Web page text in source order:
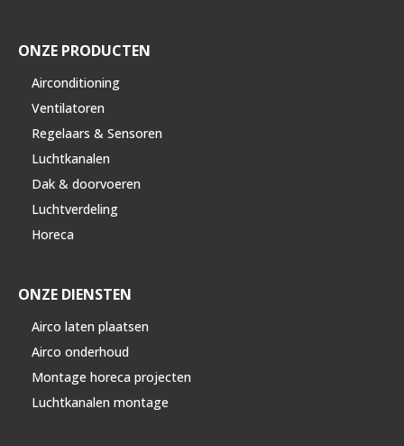
ONZE PRODUCTEN
Airconditioning
Ventilatoren
Regelaars & Sensoren
Luchtkanalen
Dak & doorvoeren
Luchtverdeling
Horeca
ONZE DIENSTEN
Airco laten plaatsen
Airco onderhoud
Montage horeca projecten
Luchtkanalen montage